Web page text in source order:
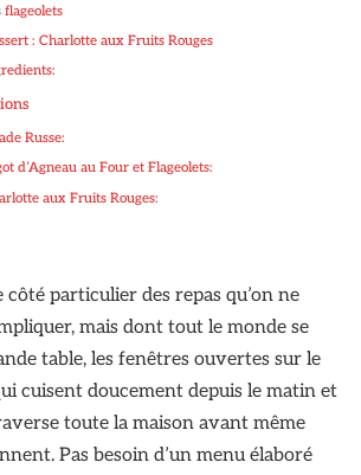
flageolets
: Charlotte aux Fruits Rouges
Russe:
d’Agneau au Four et Flageolets:
aux Fruits Rouges:
côté particulier des repas qu’on ne
mais dont tout le monde se
table, les fenêtres ouvertes sur le
cuisent doucement depuis le matin et
toute la maison avant même
Pas besoin d’un menu élaboré